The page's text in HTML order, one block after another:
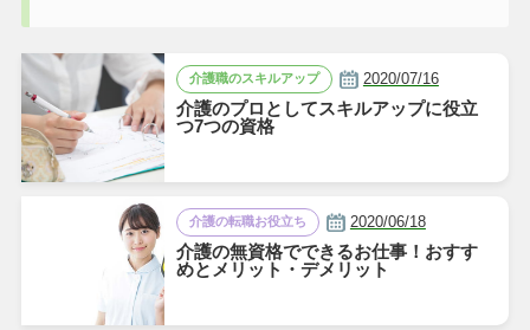
介護職のスキルアップ 2020/07/16
介護のプロとしてスキルアップに役立
つ7つの資格
介護の転職お役立ち 2020/06/18
介護の無資格でできるお仕事！おすす
めとメリット・デメリット